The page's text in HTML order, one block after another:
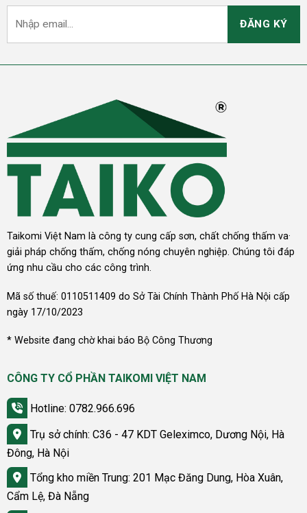
Taikomi Việt Nam là công ty cung cấp sơn, chất chống thấm va·
giải pháp chống thấm, chống nóng chuyên nghiệp. Chúng tôi đáp
ứng nhu cầu cho các công trình.
Mã số thuế: 0110511409 do Sở Tài Chính Thành Phố Hà Nội cấp
ngày 17/10/2023
* Website đang chờ khai báo Bộ Công Thương
CÔNG TY CỔ PHẦN TAIKOMI VIỆT NAM
Hotline: 0782.966.696
Trụ sở chính: C36 - 47 KDT Geleximco, Dương Nội, Hà
Đông, Hà Nội
Tổng kho miền Trung: 201 Mạc Đăng Dung, Hòa Xuân,
Cẩm Lệ, Đà Nẵng